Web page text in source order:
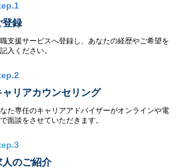
登録
支援サービスへ登録し、あなたの経歴やご希望を
入ください。
ャリアカウンセリング
た専任のキャリアアドバイザーがオンラインや電
面談をさせていただきます。
人のご紹介